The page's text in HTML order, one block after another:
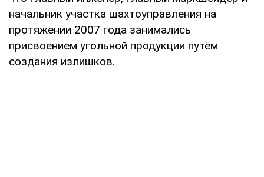
начальник участка шахтоуправления на
протяжении 2007 года занимались
присвоением угольной продукции путём
создания излишков.